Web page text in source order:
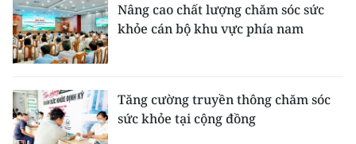
Nâng cao chất lượng chăm sóc sức
khỏe cán bộ khu vực phía nam
Tăng cường truyền thông chăm sóc
sức khỏe tại cộng đồng